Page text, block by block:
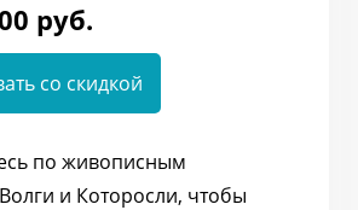
руб.
со скидкой
по живописным
и Которосли, чтобы